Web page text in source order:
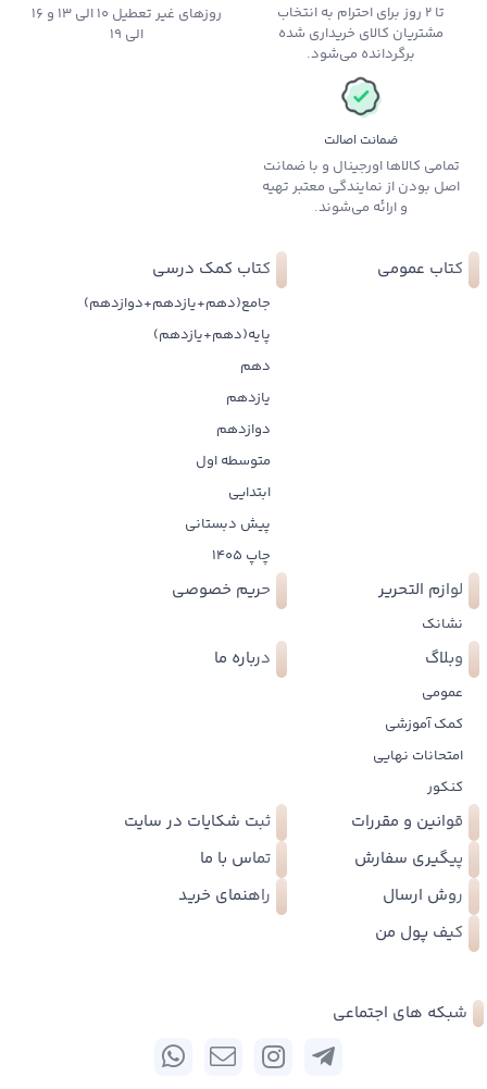
تا 2 روز برای احترام به انتخاب
مشتریان کالای خریداری شده
برگردانده می‌شود.
روزهای غیر تعطیل 10 الی 13 و 16
الی 19
ضمانت اصالت
تمامی کالاها اورجینال و با ضمانت
اصل بودن از نمایندگی معتبر تهیه
و ارائه می‌شوند.
کتاب عمومی کتاب کمک درسی
جامع(دهم+یازدهم+دوازدهم)
پایه(دهم+یازدهم)
دهم
یازدهم
دوازدهم
متوسطه اول
ابتدایی
پیش دبستانی
چاپ 1405
لوازم التحریر
نشانک
حریم خصوصی
وبلاگ
عمومی
کمک آموزشی
امتحانات نهایی
کنکور
درباره ما
قوانین و مقررات
ثبت شکایات در سایت
پیگیری سفارش
تماس با ما
روش ارسال
راهنمای خرید
کیف پول من
شبکه های اجتماعی